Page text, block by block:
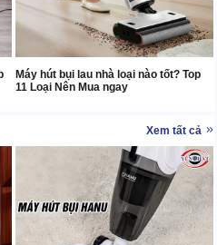
Máy hút bụi lau nhà loại nào tốt? Top
11 Loại Nên Mua ngay
Xem tất cả